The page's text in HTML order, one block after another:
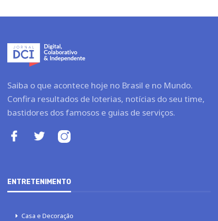
Saiba o que acontece hoje no Brasil e no Mundo.
Confira resultados de loterias, notícias do seu time,
bastidores dos famosos e guias de serviços.
ENTRETENIMENTO
Casa e Decoração